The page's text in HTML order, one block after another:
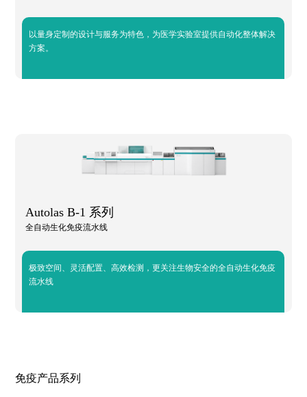
以量身定制的设计与服务为特色，为医学实验室提供自动化整体解决
方案。
Autolas B-1 系列
全自动生化免疫流水线
极致空间、灵活配置、高效检测，更关注生物安全的全自动生化免疫
流水线
免疫产品系列